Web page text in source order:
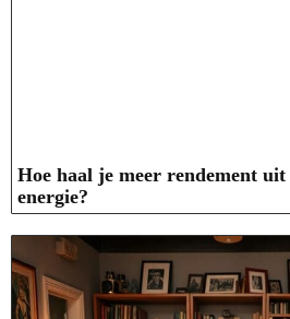
Hoe haal je meer rendement
energie?